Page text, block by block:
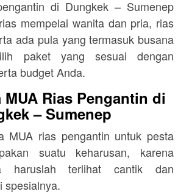
di Dungkek – Sumenep
mempelai wanita dan pria, rias
ada pula yang termasuk busana
paket yang sesuai dengan
budget Anda.
MUA Rias Pengantin di
– Sumenep
MUA rias pengantin untuk pesta
suatu keharusan, karena
haruslah terlihat cantik dan
spesialnya.